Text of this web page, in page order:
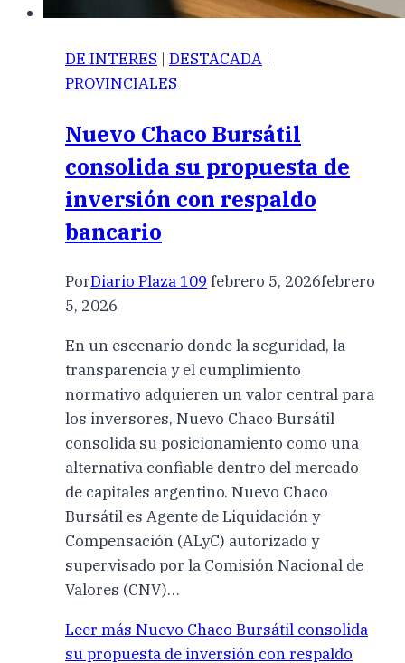
DE INTERES | DESTACADA |
PROVINCIALES
Nuevo Chaco Bursátil
consolida su propuesta de
inversión con respaldo
bancario
PorDiario Plaza 109 febrero 5, 2026febrero
5, 2026
En un escenario donde la seguridad, la
transparencia y el cumplimiento
normativo adquieren un valor central para
los inversores, Nuevo Chaco Bursátil
consolida su posicionamiento como una
alternativa confiable dentro del mercado
de capitales argentino. Nuevo Chaco
Bursátil es Agente de Liquidación y
Compensación (ALyC) autorizado y
supervisado por la Comisión Nacional de
Valores (CNV)…
Leer más Nuevo Chaco Bursátil consolida
su propuesta de inversión con respaldo